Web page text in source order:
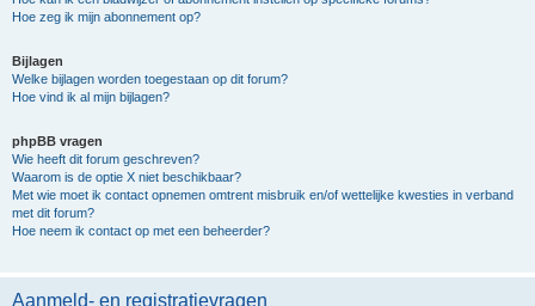
Hoe zeg ik mijn abonnement op?
Bijlagen
Welke bijlagen worden toegestaan op dit forum?
Hoe vind ik al mijn bijlagen?
phpBB vragen
Wie heeft dit forum geschreven?
Waarom is de optie X niet beschikbaar?
Met wie moet ik contact opnemen omtrent misbruik en/of wettelijke kwesties in verband
met dit forum?
Hoe neem ik contact op met een beheerder?
Aanmeld- en registratievragen